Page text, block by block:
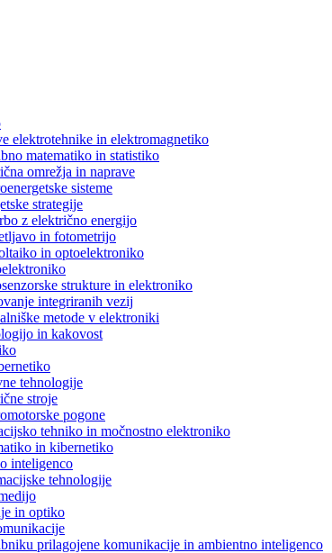
elektrotehnike in elektromagnetiko
matematiko in statistiko
omrežja in naprave
sisteme
strategije
z električno energijo
in fotometrijo
in optoelektroniko
strukture in elektroniko
integriranih vezij
metode v elektroniki
in kakovost
tehnologije
stroje
pogone
tehniko in močnostno elektroniko
in kibernetiko
inteligenco
tehnologije
in optiko
prilagojene komunikacije in ambientno inteligenco